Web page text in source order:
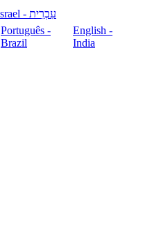
עִבְרִית - Israel
Português -
Brazil
English -
India